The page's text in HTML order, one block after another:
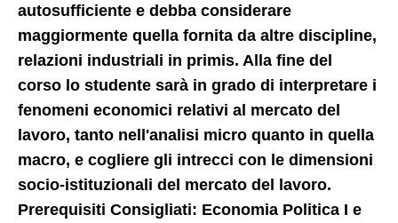
autosufficiente e debba considerare
maggiormente quella fornita da altre discipline,
relazioni industriali in primis. Alla fine del
corso lo studente sarà in grado di interpretare i
fenomeni economici relativi al mercato del
lavoro, tanto nell'analisi micro quanto in quella
macro, e cogliere gli intrecci con le dimensioni
socio-istituzionali del mercato del lavoro.
Prerequisiti Consigliati: Economia Politica I e